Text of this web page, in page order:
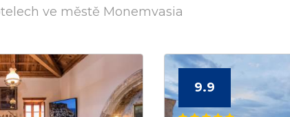
ve městě Monemvasia
9.9